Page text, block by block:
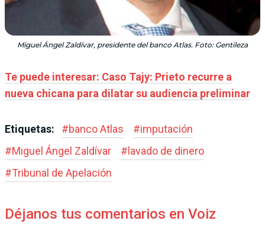
Miguel Ángel Zaldívar, presidente del banco Atlas. Foto: Gentileza
Te puede interesar: Caso Tajy: Prieto recurre a
nueva chicana para dilatar su audiencia preliminar
Etiquetas: #banco Atlas #imputación
#Miguel Ángel Zaldívar #lavado de dinero
#Tribunal de Apelación
Déjanos tus comentarios en Voiz